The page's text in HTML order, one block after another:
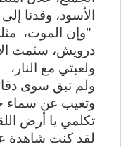
الأسود، وقدنا
"وإن الموت،
درويش، سئمت
ولعبتي مع النار،
ولم تبق سوى
وتغيب عن سماء
تكلمي يا أرض
لقد كنت شاهدة